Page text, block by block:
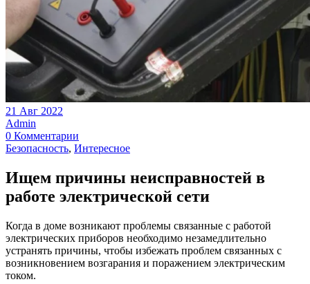
21 Авг 2022
Admin
0 Комментарии
Безопасность, Интересное
Ищем причины неисправностей в
работе электрической сети
Когда в доме возникают проблемы связанные с работой
электрических приборов необходимо незамедлительно
устранять причины, чтобы избежать проблем связанных с
возникновением возгарания и поражением электрическим
током.